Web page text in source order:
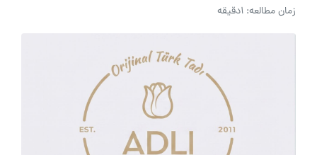
زمان مطالعه: 1دقیقه